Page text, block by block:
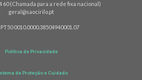
60 (Chamada para a rede fixa nacional)
geral@saocirilo.pt
0010.0000.38504940001.07
Política de Privacidade
de Proteção e Cuidado